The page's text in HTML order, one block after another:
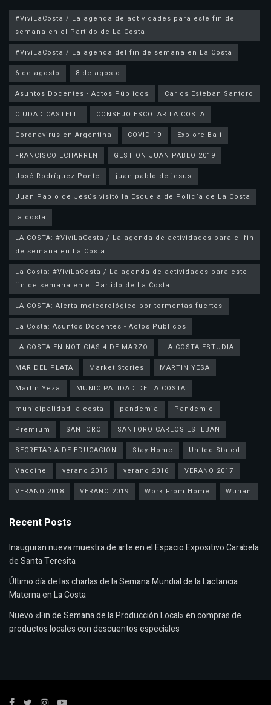
#VivíLaCosta / La agenda de actividades para este fin de
semana en el Partido de La Costa
#VivíLaCosta / La agenda del fin de semana en La Costa
6 de agosto
8 de agosto
Asuntos Docentes - Actos Públicos
Carlos Esteban Santoro
CIUDAD CASTELLI
CONSEJO ESCOLAR LA COSTA
Coronavirus en Argentina
COVID-19
Explore Bali
FRANCISCO ECHARREN
GESTION JUAN PABLO 2019
José Rodríguez Ponte
juan pablo de jesus
la costa
LA COSTA: #VivíLaCosta / La agenda de actividades para el fin
de semana en La Costa
La Costa: #VivíLaCosta / La agenda de actividades para este
fin de semana en el Partido de La Costa
LA COSTA: Alerta meteorológico por tormentas fuertes
La Costa: Asuntos Docentes - Actos Públicos
LA COSTA EN NOTICIAS 4 DE MARZO
LA COSTA ESTUDIA
MAR DEL PLATA
Market Stories
MARTIN YESA
Martín Yeza
MUNICIPALIDAD DE LA COSTA
municipalidad la costa
pandemia
Pandemic
Premium
SANTORO
SANTORO CARLOS ESTEBAN
SECRETARIA DE EDUCACION
Stay Home
United Stated
Vaccine
verano 2015 verano 2016
VERANO 2017
VERANO 2018
VERANO 2019 Work From Home Wuhan
Recent Posts
Inauguran nueva muestra de arte en el Espacio Expositivo Carabela
de Santa Teresita
Último día de las charlas de la Semana Mundial de la Lactancia
Materna en La Costa
Nuevo «Fin de Semana de la Producción Local» en compras de
productos locales con descuentos especiales